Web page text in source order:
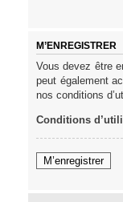
M’ENREGISTRER
Vous devez être
peut également
nos conditions
Conditions
M’enregistrer